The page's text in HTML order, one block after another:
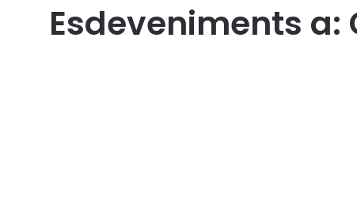
Esdeveniments a: